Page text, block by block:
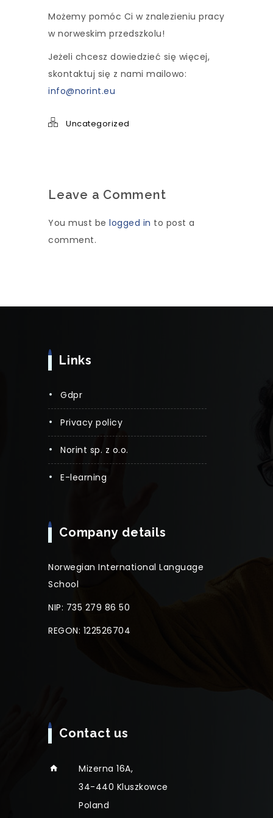
Możemy pomóc Ci w znalezieniu pracy
w norweskim przedszkolu!
Jeżeli chcesz dowiedzieć się więcej,
skontaktuj się z nami mailowo:
info@norint.eu
Uncategorized
Leave a Comment
You must be logged in to post a
comment.
Links
gdpr
privacy policy
norint sp. z o.o.
e-learning
Company details
Norwegian International Language
School
NIP: 735 279 86 50
REGON: 122526704
Contact us
Mizerna 16A,
34-440 Kluszkowce
Poland